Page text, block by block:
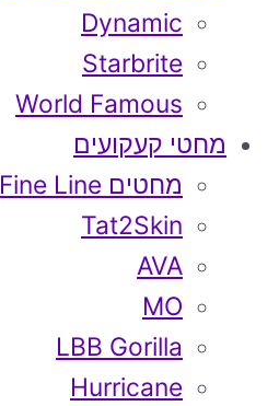
Dynamic
Starbrite
World Famous
מחטי קעקועים
מחטים Fine Line
Tat2Skin
AVA
MO
LBB Gorilla
Hurricane